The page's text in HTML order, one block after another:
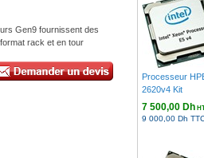
Gen9 fournissent des
rack et en tour
Processeur
2620v4 Kit
7 500,00 Dh
9 000,00 Dh